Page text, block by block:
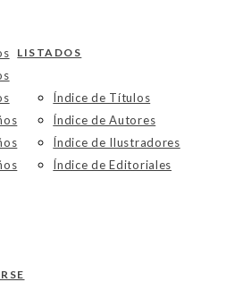
LISTADOS
Índice de Títulos
Índice de Autores
Índice de Ilustradores
Índice de Editoriales